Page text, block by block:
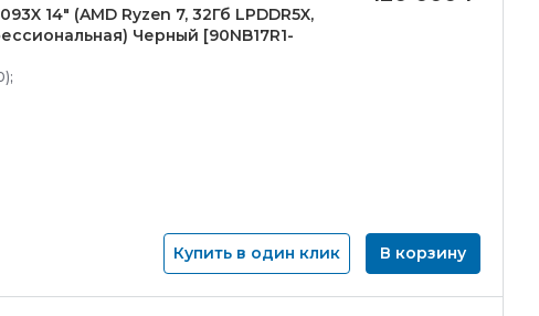
14" (AMD Ryzen 7, 32Гб LPDDR5X,
Черный [90NB17R1-
Купить в один клик В корзину